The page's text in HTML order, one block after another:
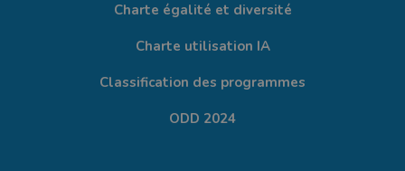
Charte égalité et diversité
Charte utilisation IA
Classification des programmes
ODD 2024